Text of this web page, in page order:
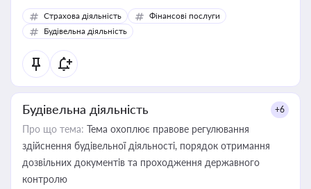
корисне для власника бізнесу, керівника, юриста або
бухгалтера під час оподаткування, приватизації, оренди
державного майна, корпоративних угод і перевірки
статусу суб'єктів оціночної діяльності
Страхова діяльність
Фінансові послуги
Будівельна діяльність
Будівельна діяльність +6
Про що тема: Тема охоплює правове регулювання
здійснення будівельної діяльності, порядок отримання
дозвільних документів та проходження державного
контролю